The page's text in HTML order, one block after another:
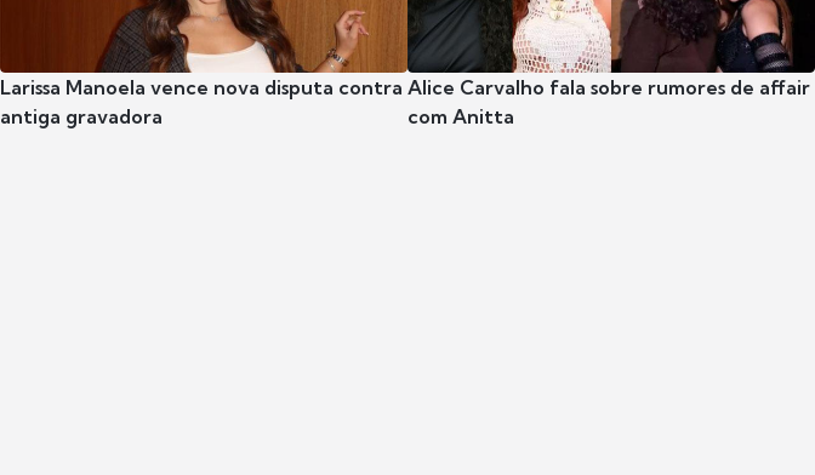
Larissa Manoela vence nova disputa contra
antiga gravadora
Alice Carvalho fala sobre rumores de affair
com Anitta